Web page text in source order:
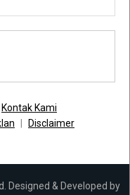
Kontak Kami
Disclaimer
Designed & Developed by